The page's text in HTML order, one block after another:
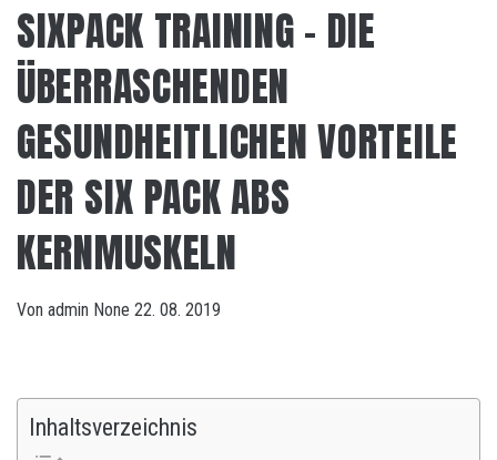
SIXPACK TRAINING – DIE
ÜBERRASCHENDEN
GESUNDHEITLICHEN VORTEILE
DER SIX PACK ABS
KERNMUSKELN
Von admin None 22. 08. 2019
Inhaltsverzeichnis